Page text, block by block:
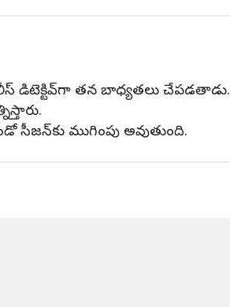
డిటెక్టివ్‌గా తన బాధ్యతలు చేపడతాడు.
సీజన్‌కు ముగింపు అవుతుంది.